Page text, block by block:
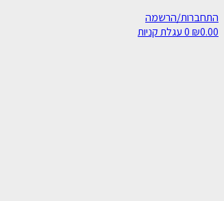
התחברות/הרשמה
₪0.00
0עגלת קניות